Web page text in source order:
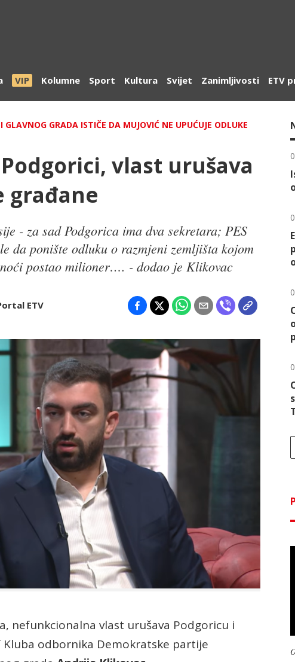
VIP Kolumne Sport Kultura Svijet Zanimljivosti ETV
GRADA ISTIČE DA MUJOVIĆ NE UPUĆUJE ODLUKE
vlast urušava
građane
- za sad Podgorica ima dva sekretara; PES
da ponište odluku o razmjeni zemljišta kojom
postao milioner…. - dodao je Klikovac
ETV
nefunkcionalna vlast urušava Podgoricu i
odbornika Demokratske partije